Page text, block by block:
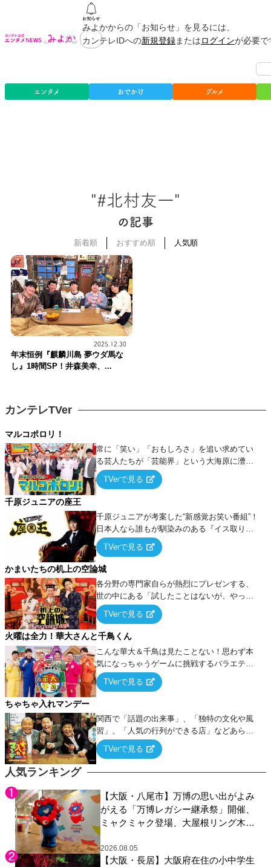
みよかからの「お知らせ」を見るには、
カンテレIDへの新規登録またはログインが必要
エンタメ おでかけ グルメ
"#北村友一"
の記事
新着順 おすすめ順 人気順
2025.12.30
年末恒例『麒麟川島 夢ウダ馬な
し』1時間SP！井森美幸、...
人気ランキング
【大阪・八尾市】万博の思い出がよみ
がえる「万博レガシー継承祭」開催、
ミャクミャク登場、大屋根リング木材
展示も
2026.08.05
【大阪・長居】大阪府在住の小中学生
カンテレTVer
マルコポロリ！
常に「笑い」「おもしろさ」を追い求めてい
る芸人たちが「芸能界」という大海原に漕ぎ
出でて、新たなオモシロ人間を発掘する！
TVerで見る
千原ジュニアの座王
千原ジュニアが考案した“新感覚お笑い番組”！
日本人なら誰もが馴染みのある『イス取りゲ
ーム』をベースに、大喜利・ギャグ・モノボ
ケ・歌…など様々なお題で芸人がショートネ
タを競い合う！
TVerで見る
かまいたちの机上の空論城
各分野の専門家自らが熱烈にプレゼンする、
世の中にある「試したことはないが、やって
みたらこうなる！…ハズ」という“机上の空
論”に若手芸人らがカラダを張って挑む！
TVerで見る
火曜は全力！華大さんと千鳥くん
こんな華大＆千鳥は見たことない！思わず本
気になっちゃうゲームに挑戦するバラエティ
ー！
TVerで見る
ちゃちゃ入れマンデー
関西で「話題の出来事」、「独特の文化や風
習」、「人気の行列ができる店」などあらゆ
るテーマについて好き放題にちゃちゃを入れ
ていく関西色を前面に押し出したトークバラ
TVerで見る